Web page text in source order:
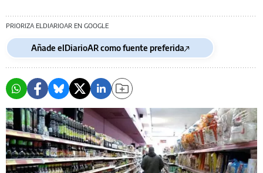
PRIORIZA ELDIARIOAR EN GOOGLE
Añade elDiarioAR como fuente preferida